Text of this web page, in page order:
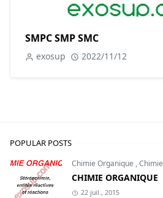
SMPC SMP SMC
exosup 2022/11/12
POPULAR POSTS
Chimie Organique ,
CHIMIE ORGANIQUE
22 juil., 2015